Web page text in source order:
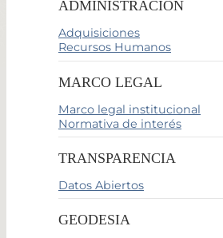
ADMINISTRACIÓN
Adquisiciones
Recursos Humanos
MARCO LEGAL
Marco legal institucional
Normativa de interés
TRANSPARENCIA
Datos Abiertos
GEODESIA